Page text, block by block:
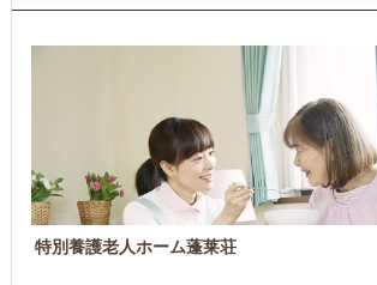
特別養護老人ホーム蓬莱荘